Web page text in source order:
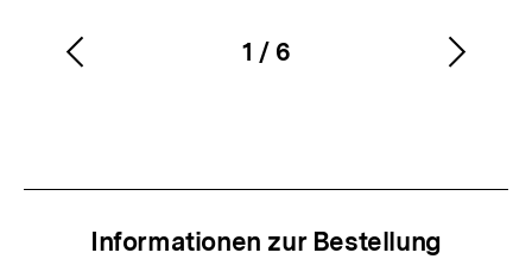
Karussellinhalt
1
von
/ 6
Vorherigen
Informationen zur Bestellung